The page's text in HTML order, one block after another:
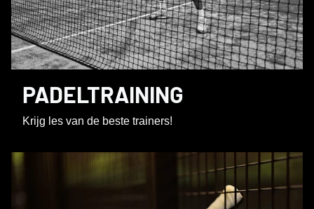
PADELTRAINING
Krijg les van de beste trainers!